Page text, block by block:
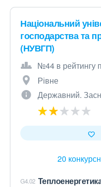
Національний
господарства та
(НУВГП)
№44 в рейтингу
Рівне
Державний.
20
G4.02